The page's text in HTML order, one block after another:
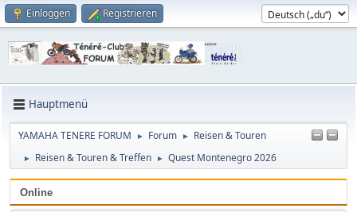
Einloggen Registrieren
Hauptmenü
YAMAHA TENERE FORUM ► Forum ► Reisen & Touren
► Reisen & Touren & Treffen ► Quest Montenegro 2026
Online